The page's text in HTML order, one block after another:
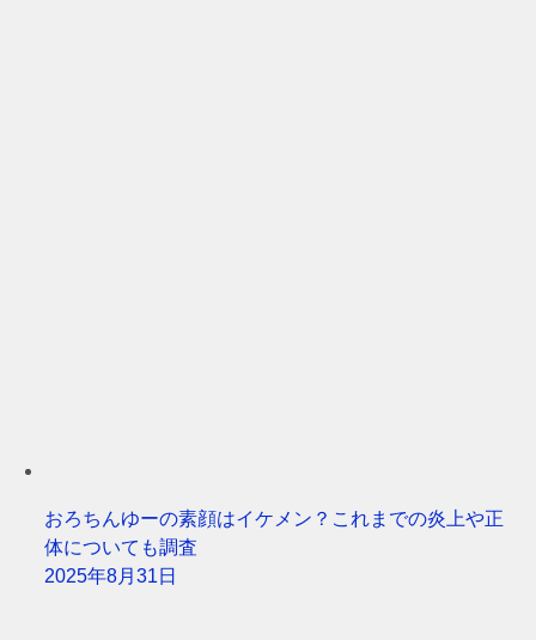
おろちんゆーの素顔はイケメン？これまでの炎上や正
体についても調査
2025年8月31日